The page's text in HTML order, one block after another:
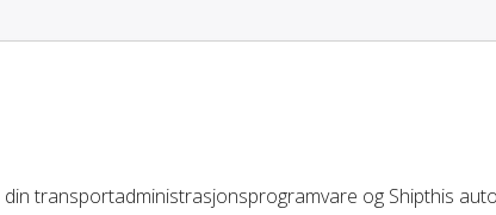
transportadministrasjonsprogramvare og Shipthis